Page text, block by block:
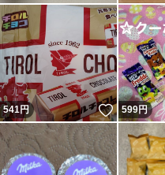
541円 いいね！
599円